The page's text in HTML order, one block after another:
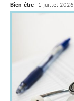
Bien-être 1 juillet 2026